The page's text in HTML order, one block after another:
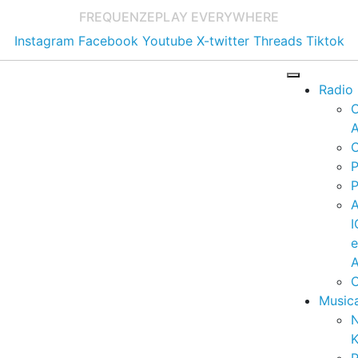
FREQUENZEPLAY EVERYWHERE
Instagram Facebook Youtube X-twitter Threads Tiktok
Radio
e